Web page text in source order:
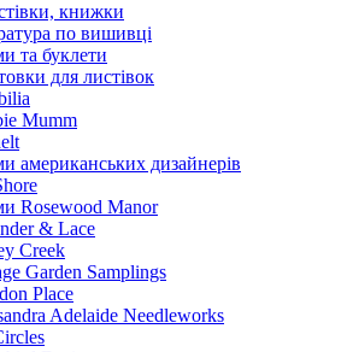
книжки
по вишивці
та буклети
для листівок
Mumm
американських дизайнерів
Rosewood Manor
& Lace
Creek
Garden Samplings
Place
Adelaide Needleworks